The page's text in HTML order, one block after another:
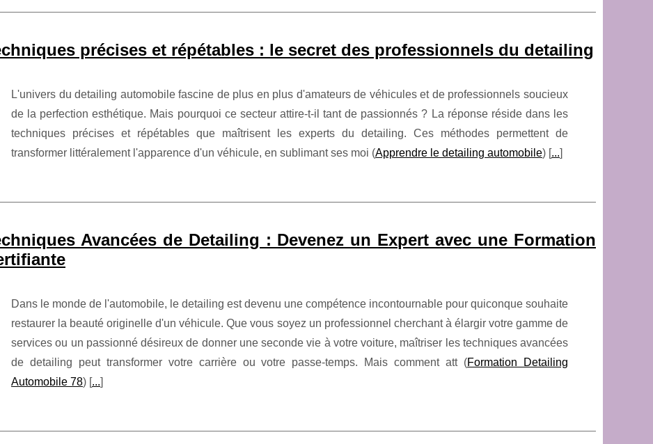
précises et répétables : le secret des professionnels du detailing
L'univers du detailing automobile fascine de plus en plus d'amateurs de véhicules et de professionnels soucieux
de la perfection esthétique. Mais pourquoi ce secteur attire-t-il tant de passionnés ? La réponse réside dans les
techniques précises et répétables que maîtrisent les experts du detailing. Ces méthodes permettent de
transformer littéralement l'apparence d'un véhicule, en sublimant ses moi (Apprendre le detailing automobile) [...]
Avancées de Detailing : Devenez un Expert avec une Formation
Dans le monde de l'automobile, le detailing est devenu une compétence incontournable pour quiconque souhaite
restaurer la beauté originelle d'un véhicule. Que vous soyez un professionnel cherchant à élargir votre gamme de
services ou un passionné désireux de donner une seconde vie à votre voiture, maîtriser les techniques avancées
de detailing peut transformer votre carrière ou votre passe-temps. Mais comment att (Formation Detailing
Automobile 78) [...]